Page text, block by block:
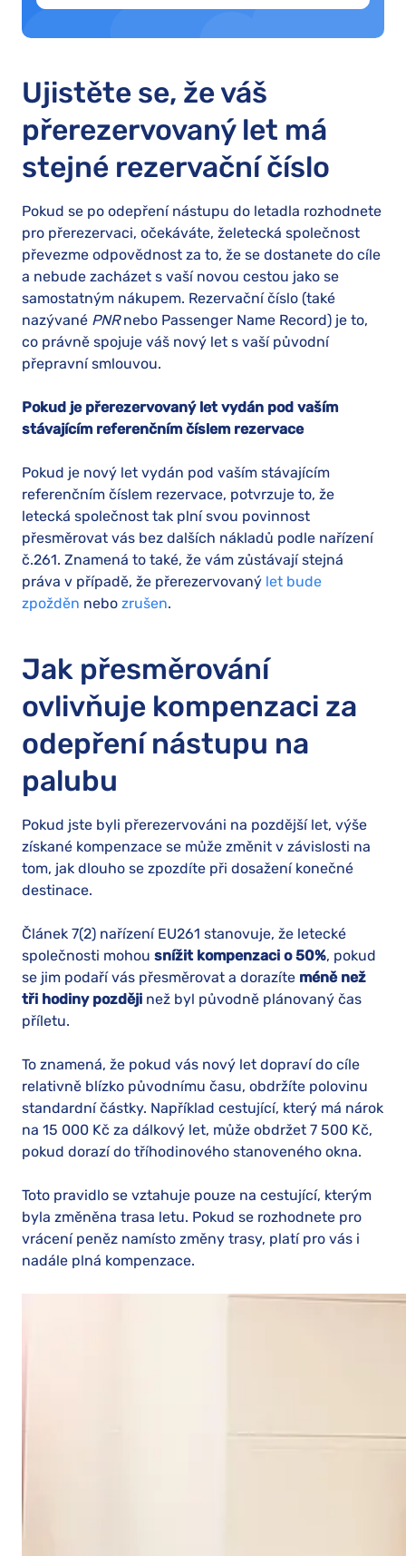
Ujistěte se, že váš
přerezervovaný let má
stejné rezervační číslo
Pokud se po odepření nástupu do letadla rozhodnete
pro přerezervaci, očekáváte, želetecká společnost
převezme odpovědnost za to, že se dostanete do cíle
a nebude zacházet s vaší novou cestou jako se
samostatným nákupem. Rezervační číslo (také
nazývané PNRnebo Passenger Name Record) je to,
co právně spojuje váš nový let s vaší původní
přepravní smlouvou.
Pokud je přerezervovaný let vydán pod vaším
stávajícím referenčním číslem rezervace
Pokud je nový let vydán pod vaším stávajícím
referenčním číslem rezervace, potvrzuje to, že
letecká společnost tak plní svou povinnost
přesměrovat vás bez dalších nákladů podle nařízení
č.261. Znamená to také, že vám zůstávají stejná
práva v případě, že přerezervovaný let bude
zpožděn nebo zrušen.
Jak přesměrování
ovlivňuje kompenzaci za
odepření nástupu na
palubu
Pokud jste byli přerezervováni na pozdější let, výše
získané kompenzace se může změnit v závislosti na
tom, jak dlouho se zpozdíte při dosažení konečné
destinace.
Článek 7(2) nařízení EU261 stanovuje, že letecké
společnosti mohou snížit kompenzaci o 50%, pokud
se jim podaří vás přesměrovat a dorazíte méně než
tři hodiny později než byl původně plánovaný čas
příletu.
To znamená, že pokud vás nový let dopraví do cíle
relativně blízko původnímu času, obdržíte polovinu
standardní částky. Například cestující, který má nárok
na 15 000 Kč za dálkový let, může obdržet 7 500 Kč,
pokud dorazí do tříhodinového stanoveného okna.
Toto pravidlo se vztahuje pouze na cestující, kterým
byla změněna trasa letu. Pokud se rozhodnete pro
vrácení peněz namísto změny trasy, platí pro vás i
nadále plná kompenzace.